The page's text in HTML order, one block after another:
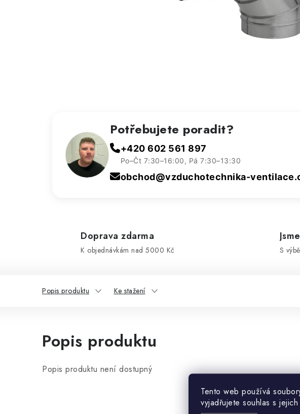
Tento web používá
vyjadřujete souhlas s
Potřebujete poradit?
+420 602 561 897
Po–Čt 7:30–16:00, Pá 7:30–13:30
obchod@vzduchotechnika-
Doprava zdarma
K objednávkám nad 5000 Kč S
Popis produktu Ke stažení
Popis produktu
Popis produktu není dostupný